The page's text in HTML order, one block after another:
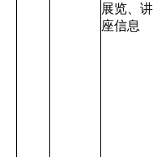
展览、讲
座信息